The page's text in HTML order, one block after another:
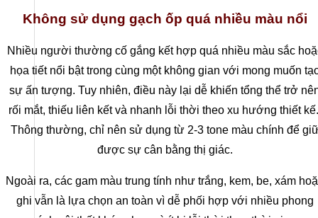
Không sử dụng gạch ốp quá nhiều màu nổi
Nhiều người thường cố gắng kết hợp quá nhiều màu sắc
họa tiết nổi bật trong cùng một không gian với mong muốn
sự ấn tượng. Tuy nhiên, điều này lại dễ khiến tổng thể trở
rối mắt, thiếu liên kết và nhanh lỗi thời theo xu hướng thiết
Thông thường, chỉ nên sử dụng từ 2-3 tone màu chính để
được sự cân bằng thị giác.
Ngoài ra, các gam màu trung tính như trắng, kem, be, xám
ghi vẫn là lựa chọn an toàn vì dễ phối hợp với nhiều phong